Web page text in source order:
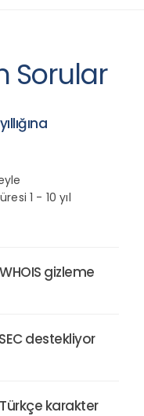
Sorular
1 - 10 yıl
gizleme
destekliyor
karakter